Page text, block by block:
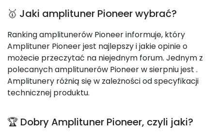
🥇 Jaki amplituner Pioneer wybrać?
Ranking amplitunerów Pioneer informuje, który
Amplituner Pioneer jest najlepszy i jakie opinie o
możecie przeczytać na niejednym forum. Jednym z
polecanych amplitunerów Pioneer w sierpniu jest .
Amplitunery różnią się w zależności od specyfikacji
technicznej produktu.
🏆 Dobry Amplituner Pioneer, czyli jaki?